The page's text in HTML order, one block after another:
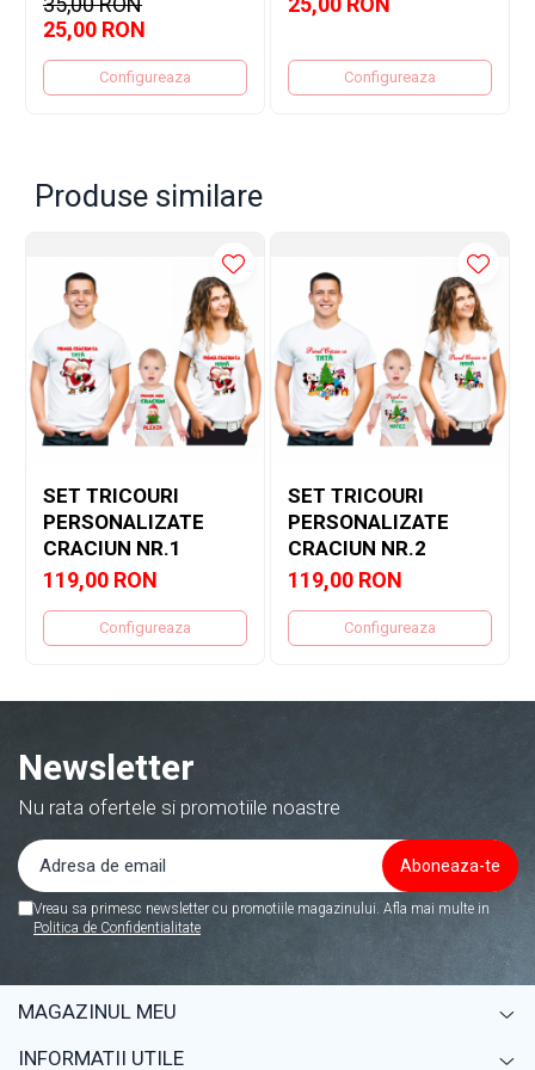
25,00 RON
Configureaza Configureaza
Produse similare
SET TRICOURI
PERSONALIZATE
CRACIUN NR.1
119,00 RON
Configureaza
SET TRICOURI
PERSONALIZATE
CRACIUN NR.2
119,00 RON
Configureaza
Newsletter
Nu rata ofertele si promotiile noastre
Vreau sa primesc newsletter cu promotiile magazinului. Afla mai multe in
Politica de Confidentialitate
MAGAZINUL MEU
INFORMATII UTILE